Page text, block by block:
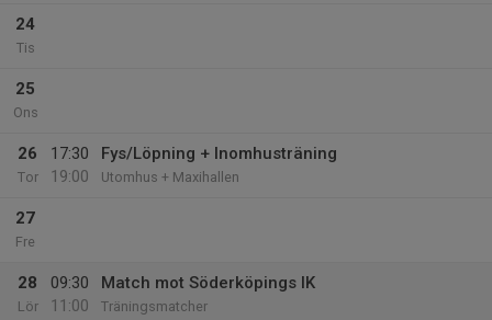
24
Tis
25
Ons
26
Tor
17:30
19:00
Fys/Löpning + Inomhusträning
Utomhus + Maxihallen
27
Fre
28
Lör
09:30
11:00
Match mot Söderköpings IK
Träningsmatcher